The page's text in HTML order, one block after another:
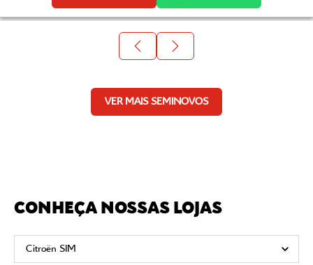
VER MAIS SEMINOVOS
CONHEÇA NOSSAS LOJAS